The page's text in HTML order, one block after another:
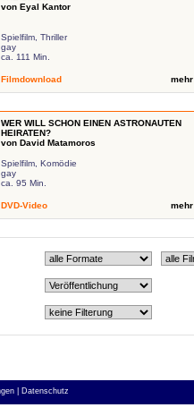
von Eyal Kantor
Spielfilm, Thriller
gay
ca. 111 Min.
Filmdownload mehr
WER WILL SCHON EINEN ASTRONAUTEN
HEIRATEN?
von David Matamoros
Spielfilm, Komödie
gay
ca. 95 Min.
DVD-Video mehr
| Datenschutz